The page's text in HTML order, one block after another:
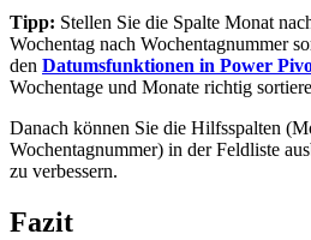
Tipp: Stellen Sie die Spalte Monat
Wochentag nach Wochentagnummer
den Datumsfunktionen in Power
Wochentage und Monate richtig
Danach können Sie die Hilfsspalten
Wochentagnummer) in der Feldliste
zu verbessern.
Fazit